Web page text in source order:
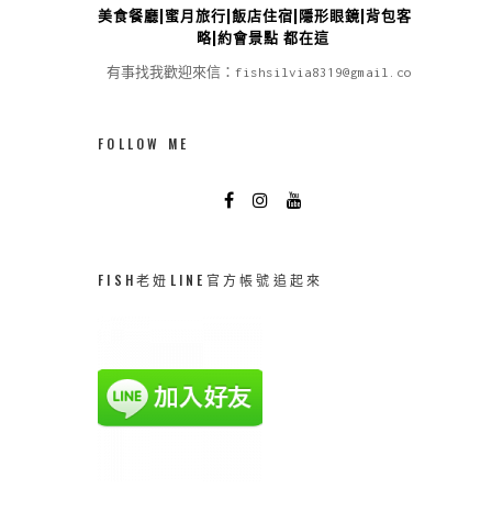
美食餐廳|蜜月旅行|飯店住宿|隱形眼鏡|背包客攻
略|約會景點 都在這
有事找我歡迎來信：fishsilvia8319@gmail.com
FOLLOW ME
FISH老妞LINE官方帳號追起來